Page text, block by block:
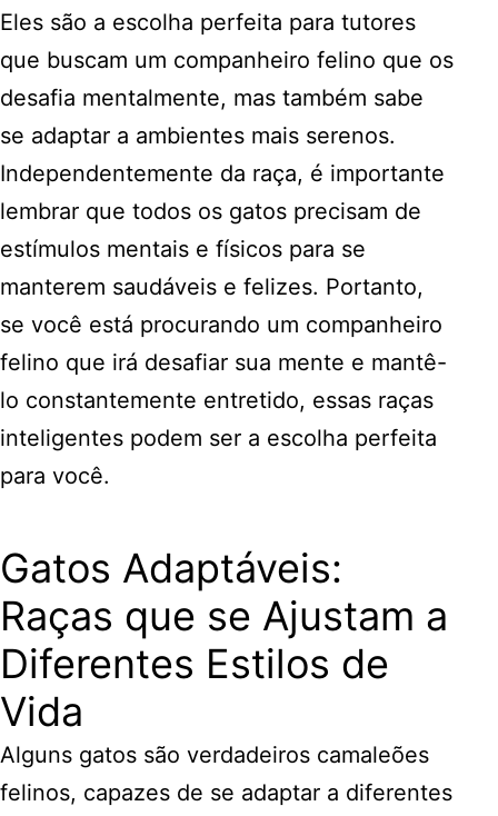
Eles são a escolha perfeita para tutores
que buscam um companheiro felino que os
desafia mentalmente, mas também sabe
se adaptar a ambientes mais serenos.
Independentemente da raça, é importante
lembrar que todos os gatos precisam de
estímulos mentais e físicos para se
manterem saudáveis e felizes. Portanto,
se você está procurando um companheiro
felino que irá desafiar sua mente e mantê-
lo constantemente entretido, essas raças
inteligentes podem ser a escolha perfeita
para você.
Gatos Adaptáveis:
Raças que se Ajustam a
Diferentes Estilos de
Vida
Alguns gatos são verdadeiros camaleões
felinos, capazes de se adaptar a diferentes